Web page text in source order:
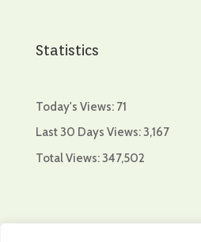
Statistics
Today's Views: 71
Last 30 Days Views:3,167
Total Views:347,502